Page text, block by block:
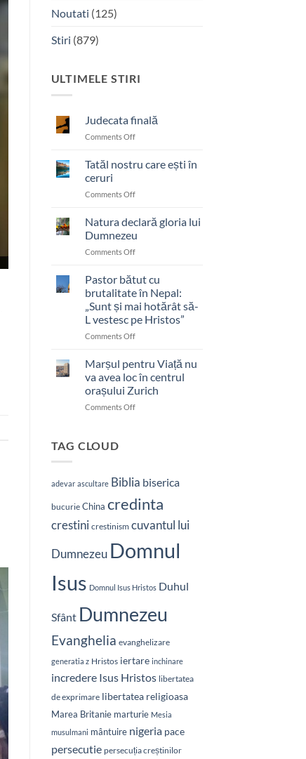
Noutati (125)
Stiri (879)
ULTIMELE STIRI
Judecata finală
Comments Offon
Tatăl nostru care ești în
ceruri
Comments Offon
nostru
care
ești
în
Natura declară gloria lui
Dumnezeu
Comments Offon
declară
gloria
lui
Dumnezeu
Pastor bătut cu
brutalitate în Nepal:
„Sunt și mai hotărât să-
L vestesc pe Hristos”
Comments Offon
bătut
cu
brutalitate
în
Nepal:
L
pe
Marșul pentru Viață nu
va avea loc în centrul
orașului Zurich
Comments Offon
avea
loc
în
orașului
TAG CLOUD
adevar ascultare Biblia biserica
bucurie China credinta
crestini crestinism cuvantul lui
Dumnezeu Domnul
Isus Domnul Isus Hristos Duhul
Sfânt Dumnezeu
Evanghelia evanghelizare
generatia z Hristos iertare inchinare
incredere Isus Hristos libertatea
de exprimare libertatea religioasa
Marea Britanie marturie Mesia
musulmani mântuire nigeria pace
persecutie persecuția creștinilor